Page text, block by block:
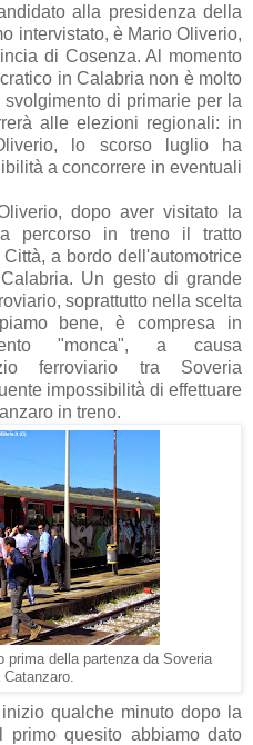
alla presidenza della
intervistato, è Mario Oliverio,
di Cosenza. Al momento
in Calabria non è molto
di primarie per la
alle elezioni regionali: in
lo scorso luglio ha
a concorrere in eventuali
dopo aver visitato la
percorso in treno il tratto
a bordo dell'automotrice
Un gesto di grande
soprattutto nella scelta
bene, è compresa in
"monca", a causa
ferroviario tra Soveria
impossibilità di effettuare
in treno.
prima della partenza da Soveria
qualche minuto dopo la
quesito abbiamo dato